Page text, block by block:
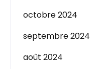
octobre 2024
septembre 2024
août 2024